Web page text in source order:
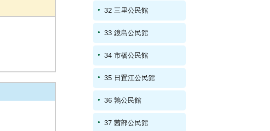
32 三里公民館
33 鏡島公民館
34 市橋公民館
35 日置江公民館
36 鶉公民館
37 茜部公民館